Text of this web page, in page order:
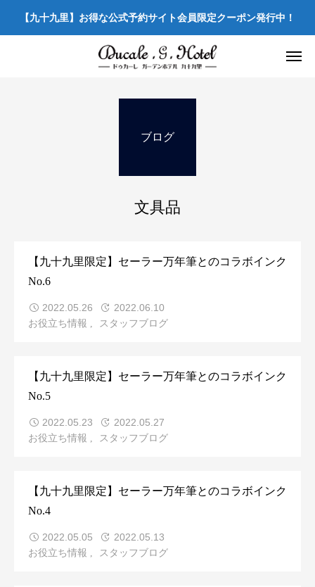
【九十九里】お得な公式予約サイト会員限定クーポン発行中！
ブログ
文具品
【九十九里限定】セーラー万年筆とのコラボインク
No.6
2022.05.26 2022.06.10
お役立ち情報 スタッフブログ
【九十九里限定】セーラー万年筆とのコラボインク
No.5
2022.05.23 2022.05.27
お役立ち情報 スタッフブログ
【九十九里限定】セーラー万年筆とのコラボインク
No.4
2022.05.05 2022.05.13
お役立ち情報 スタッフブログ